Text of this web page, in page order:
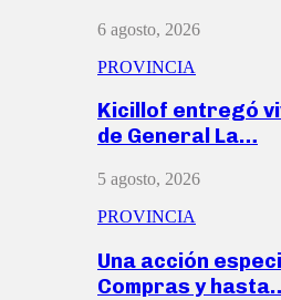
6 agosto, 2026
PROVINCIA
Kicillof entregó
de General La…
5 agosto, 2026
PROVINCIA
Una acción
Compras y